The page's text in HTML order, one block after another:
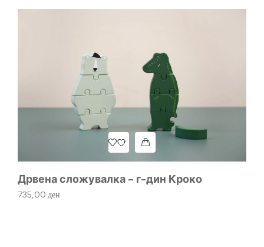
Дрвена сложувалка – г-дин Кроко
735,00 ден